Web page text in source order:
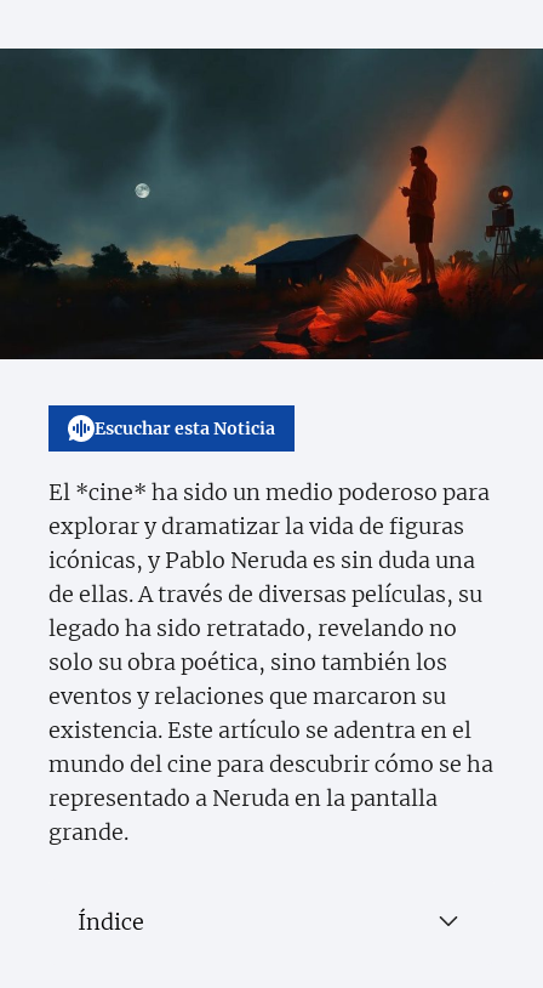
Escuchar esta Noticia
El *cine* ha sido un medio poderoso para
explorar y dramatizar la vida de figuras
icónicas, y Pablo Neruda es sin duda una
de ellas. A través de diversas películas, su
legado ha sido retratado, revelando no
solo su obra poética, sino también los
eventos y relaciones que marcaron su
existencia. Este artículo se adentra en el
mundo del cine para descubrir cómo se ha
representado a Neruda en la pantalla
grande.
Índice